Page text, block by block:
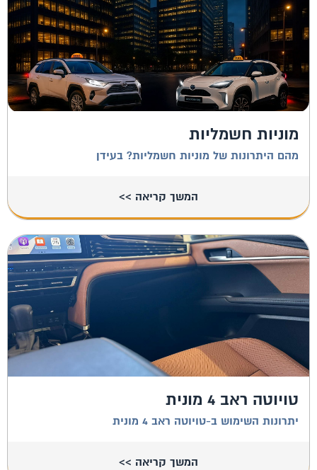
מוניות חשמליות
מהם היתרונות של מוניות חשמליות? בעידן
המשך קריאה >>
טויוטה ראב 4 מונית
יתרונות השימוש ב-טויוטה ראב 4 מונית
המשך קריאה >>